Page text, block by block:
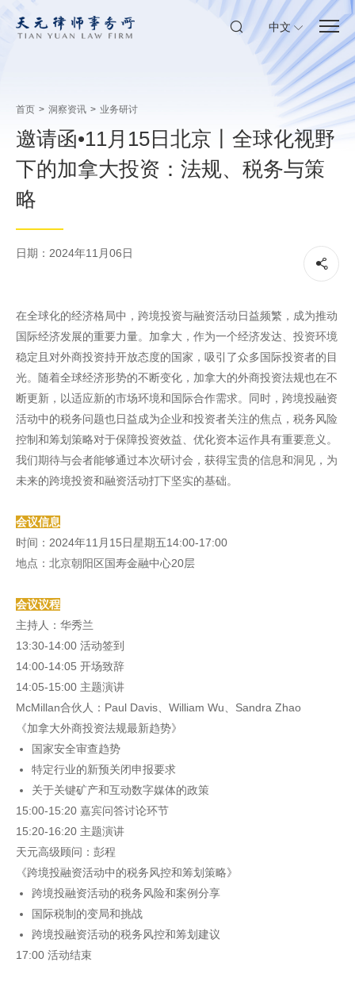
中文
首页 > 洞察资讯 > 业务研讨
邀请函•11月15日北京丨全球化视野
下的加拿大投资：法规、税务与策
略
日期：2024年11月06日
在全球化的经济格局中，跨境投资与融资活动日益频繁，成为推动
国际经济发展的重要力量。加拿大，作为一个经济发达、投资环境
稳定且对外商投资持开放态度的国家，吸引了众多国际投资者的目
光。随着全球经济形势的不断变化，加拿大的外商投资法规也在不
断更新，以适应新的市场环境和国际合作需求。同时，跨境投融资
活动中的税务问题也日益成为企业和投资者关注的焦点，税务风险
控制和筹划策略对于保障投资效益、优化资本运作具有重要意义。
我们期待与会者能够通过本次研讨会，获得宝贵的信息和洞见，为
未来的跨境投资和融资活动打下坚实的基础。
会议信息
时间：2024年11月15日星期五14:00-17:00
地点：北京朝阳区国寿金融中心20层
会议议程
主持人：华秀兰
13:30-14:00 活动签到
14:00-14:05 开场致辞
14:05-15:00 主题演讲
McMillan合伙人：Paul Davis、William Wu、Sandra Zhao
《加拿大外商投资法规最新趋势》
国家安全审查趋势
特定行业的新预关闭申报要求
关于关键矿产和互动数字媒体的政策
15:00-15:20 嘉宾问答讨论环节
15:20-16:20 主题演讲
天元高级顾问：彭程
《跨境投融资活动中的税务风控和筹划策略》
跨境投融资活动的税务风险和案例分享
国际税制的变局和挑战
跨境投融资活动的税务风控和筹划建议
17:00 活动结束